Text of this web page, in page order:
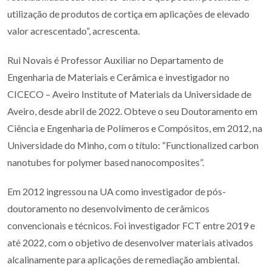
utilização de produtos de cortiça em aplicações de elevado
valor acrescentado”, acrescenta.
Rui Novais é Professor Auxiliar no Departamento de
Engenharia de Materiais e Cerâmica e investigador no
CICECO – Aveiro Institute of Materials da Universidade de
Aveiro, desde abril de 2022. Obteve o seu Doutoramento em
Ciência e Engenharia de Polímeros e Compósitos, em 2012, na
Universidade do Minho, com o título: “Functionalized carbon
nanotubes for polymer based nanocomposites”.
Em 2012 ingressou na UA como investigador de pós-
doutoramento no desenvolvimento de cerâmicos
convencionais e técnicos. Foi investigador FCT entre 2019 e
até 2022, com o objetivo de desenvolver materiais ativados
alcalinamente para aplicações de remediação ambiental.